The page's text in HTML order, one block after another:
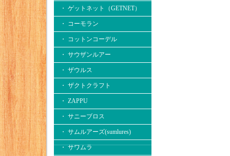
・ ゲットネット（GETNET）
・ コーモラン
・ コットンコーデル
・ サウザンルアー
・ ザウルス
・ ザクトクラフト
・ ZAPPU
・ サニーブロス
・ サムルアーズ(sumlures)
・ サワムラ